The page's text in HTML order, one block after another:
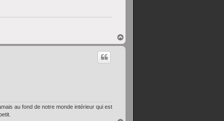
a
u
au fond de notre monde intérieur qui est